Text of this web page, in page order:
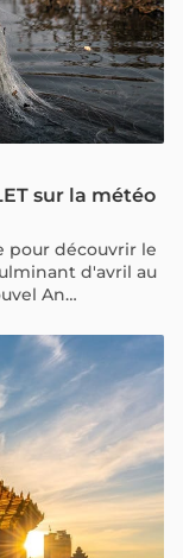
sur la météo
pour découvrir le
d'avril au
An
nom de Choul
par des
offrant aux
riche culture
quel